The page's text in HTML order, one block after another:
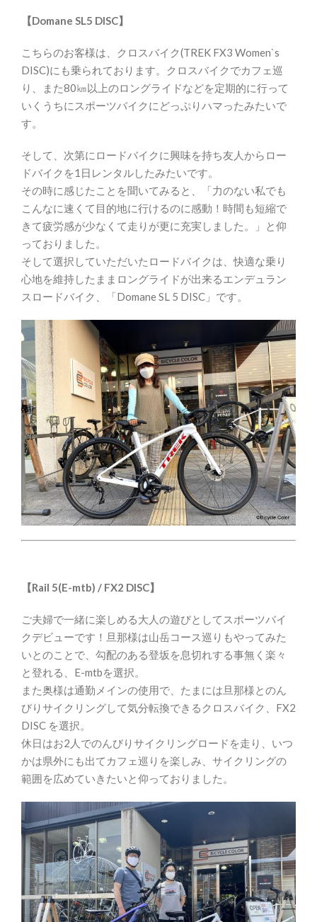
【Domane SL5 DISC】
こちらのお客様は、クロスバイク(TREK FX3 Women`s
DISC)にも乗られております。クロスバイクでカフェ巡
り、また80㎞以上のロングライドなどを定期的に行って
いくうちにスポーツバイクにどっぷりハマったみたいで
す。
そして、次第にロードバイクに興味を持ち友人からロー
ドバイクを1日レンタルしたみたいです。
その時に感じたことを聞いてみると、「力のない私でも
こんなに速くて目的地に行けるのに感動！時間も短縮で
きて疲労感が少なくて走りが更に充実しました。」と仰
っておりました。
そして選択していただいたロードバイクは、快適な乗り
心地を維持したままロングライドが出来るエンデュラン
スロードバイク、「Domane SL 5 DISC」です。
【Rail 5(E-mtb) / FX2 DISC】
ご夫婦で一緒に楽しめる大人の遊びとしてスポーツバイ
クデビューです！旦那様は山岳コース巡りもやってみた
いとのことで、勾配のある登坂を息切れする事無く楽々
と登れる、E-mtbを選択。
また奥様は通勤メインの使用で、たまには旦那様とのん
びりサイクリングして気分転換できるクロスバイク、FX2
DISC を選択。
休日はお2人でのんびりサイクリングロードを走り、いつ
かは県外にも出てカフェ巡りを楽しみ、サイクリングの
範囲を広めていきたいと仰っておりました。